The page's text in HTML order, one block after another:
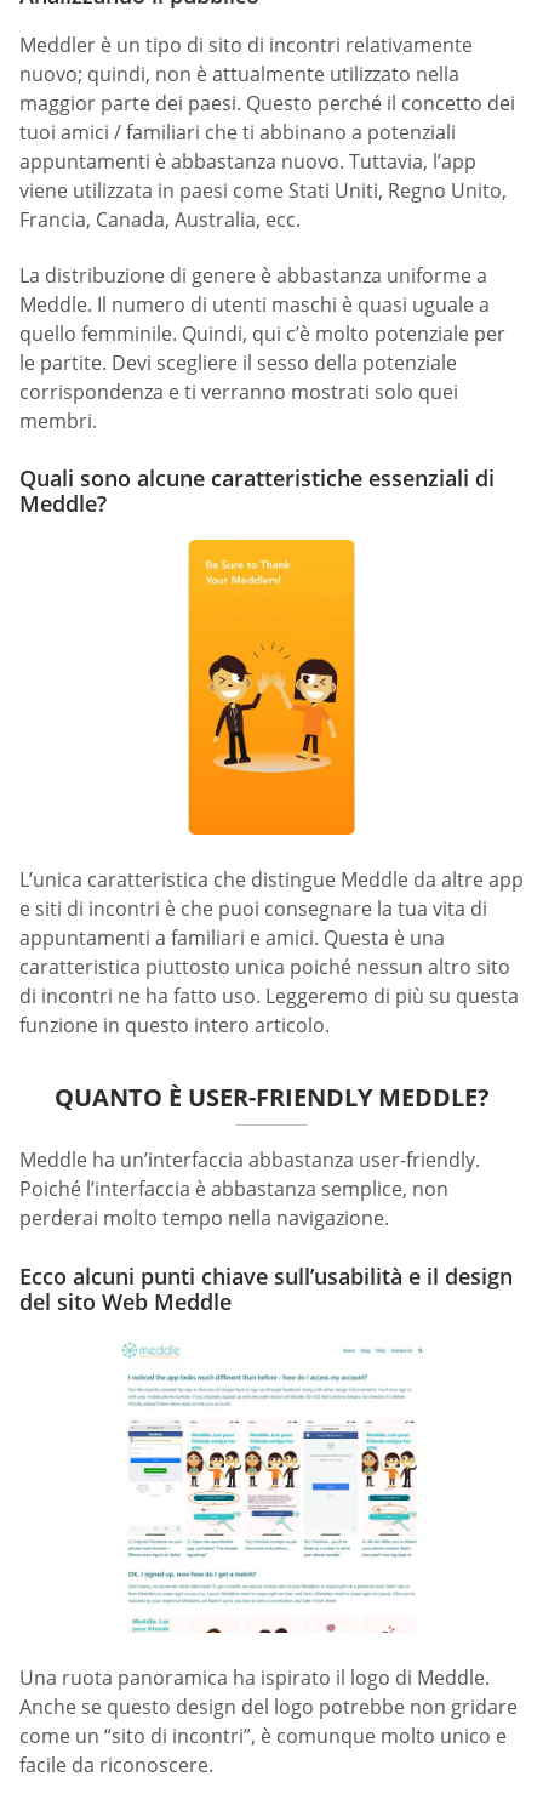
Meddler è un tipo di sito di incontri relativamente
nuovo; quindi, non è attualmente utilizzato nella
maggior parte dei paesi. Questo perché il concetto dei
tuoi amici / familiari che ti abbinano a potenziali
appuntamenti è abbastanza nuovo. Tuttavia, l’app
viene utilizzata in paesi come Stati Uniti, Regno Unito,
Francia, Canada, Australia, ecc.
La distribuzione di genere è abbastanza uniforme a
Meddle. Il numero di utenti maschi è quasi uguale a
quello femminile. Quindi, qui c’è molto potenziale per
le partite. Devi scegliere il sesso della potenziale
corrispondenza e ti verranno mostrati solo quei
membri.
Quali sono alcune caratteristiche essenziali di
Meddle?
L’unica caratteristica che distingue Meddle da altre app
e siti di incontri è che puoi consegnare la tua vita di
appuntamenti a familiari e amici. Questa è una
caratteristica piuttosto unica poiché nessun altro sito
di incontri ne ha fatto uso. Leggeremo di più su questa
funzione in questo intero articolo.
QUANTO È USER-FRIENDLY MEDDLE?
Meddle ha un’interfaccia abbastanza user-friendly.
Poiché l’interfaccia è abbastanza semplice, non
perderai molto tempo nella navigazione.
Ecco alcuni punti chiave sull’usabilità e il design
del sito Web Meddle
Una ruota panoramica ha ispirato il logo di Meddle.
Anche se questo design del logo potrebbe non gridare
come un “sito di incontri”, è comunque molto unico e
facile da riconoscere.